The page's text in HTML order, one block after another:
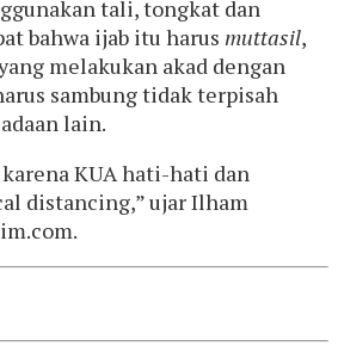
tali, tongkat dan
bahwa ijab itu harus muttasil,
melakukan akad dengan
sambung tidak terpisah
lain.
KUA hati-hati dan
distancing,” ujar Ilham